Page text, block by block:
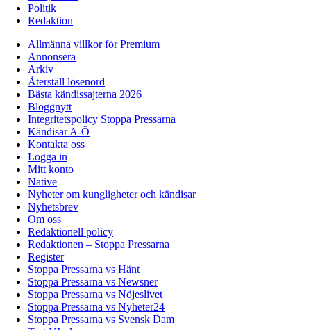
Politik
Redaktion
Allmänna villkor för Premium
Annonsera
Arkiv
Återställ lösenord
Bästa kändissajterna 2026
Bloggnytt
Integritetspolicy Stoppa Pressarna
Kändisar A-Ö
Kontakta oss
Logga in
Mitt konto
Native
Nyheter om kungligheter och kändisar
Nyhetsbrev
Om oss
Redaktionell policy
Redaktionen – Stoppa Pressarna
Register
Stoppa Pressarna vs Hänt
Stoppa Pressarna vs Newsner
Stoppa Pressarna vs Nöjeslivet
Stoppa Pressarna vs Nyheter24
Stoppa Pressarna vs Svensk Dam